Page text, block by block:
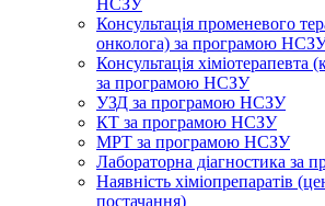
НСЗУ
Консультація променевого
онколога) за програмою
Консультація хіміотерапевта
за програмою НСЗУ
УЗД за програмою НСЗУ
КТ за програмою НСЗУ
МРТ за програмою НСЗУ
Лабораторна діагностика за
Наявність хіміопрепаратів
постачання)